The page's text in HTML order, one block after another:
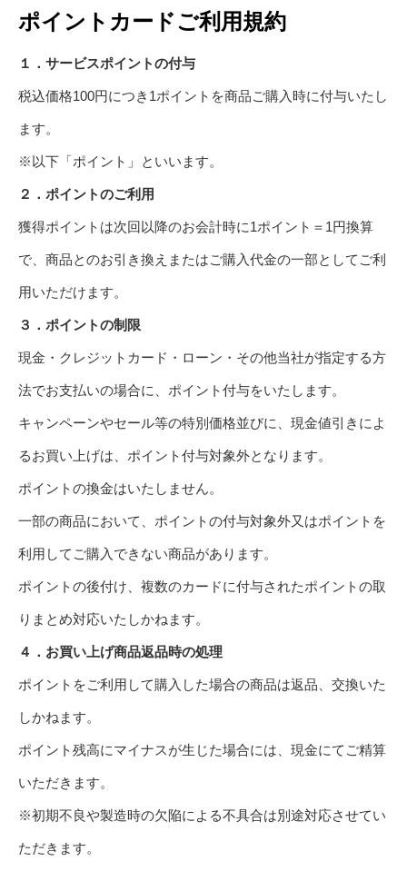
ポイントカードご利用規約
１．サービスポイントの付与
税込価格100円につき1ポイントを商品ご購入時に付与いたし
ます。
※以下「ポイント」といいます。
２．ポイントのご利用
獲得ポイントは次回以降のお会計時に1ポイント＝1円換算
で、商品とのお引き換えまたはご購入代金の一部としてご利
用いただけます。
３．ポイントの制限
現金・クレジットカード・ローン・その他当社が指定する方
法でお支払いの場合に、ポイント付与をいたします。
キャンペーンやセール等の特別価格並びに、現金値引きによ
るお買い上げは、ポイント付与対象外となります。
ポイントの換金はいたしません。
一部の商品において、ポイントの付与対象外又はポイントを
利用してご購入できない商品があります。
ポイントの後付け、複数のカードに付与されたポイントの取
りまとめ対応いたしかねます。
４．お買い上げ商品返品時の処理
ポイントをご利用して購入した場合の商品は返品、交換いた
しかねます。
ポイント残高にマイナスが生じた場合には、現金にてご精算
いただきます。
※初期不良や製造時の欠陥による不具合は別途対応させてい
ただきます。